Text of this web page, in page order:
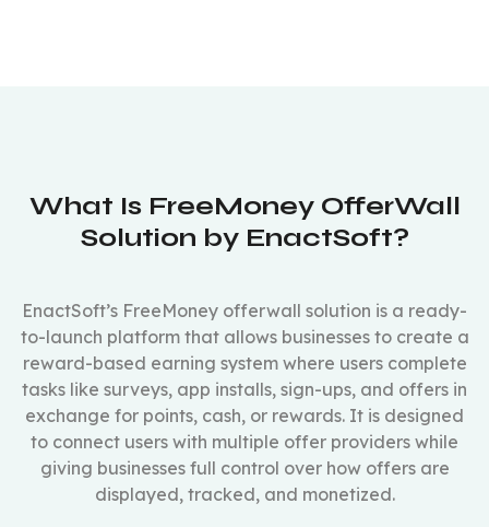
What Is FreeMoney OfferWall
Solution by EnactSoft?
EnactSoft’s FreeMoney offerwall solution is a ready-
to-launch platform that allows businesses to create a
reward-based earning system where users complete
tasks like surveys, app installs, sign-ups, and offers in
exchange for points, cash, or rewards. It is designed
to connect users with multiple offer providers while
giving businesses full control over how offers are
displayed, tracked, and monetized.